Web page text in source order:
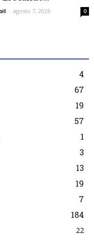
- agosto 7, 2026 0
4
67
19
57
1
3
13
19
7
184
22